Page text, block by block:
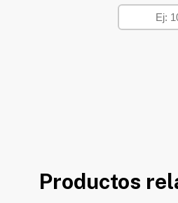
Productos